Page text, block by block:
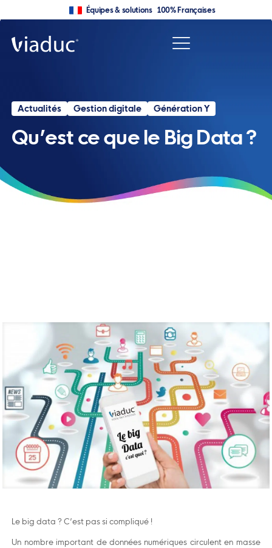
Équipes & solutions 100% Françaises
Actualités Gestion digitale Génération Y
Qu’est ce que le Big Data ?
Le big data ? C’est pas si compliqué !
Un nombre important de données numériques circulent en masse